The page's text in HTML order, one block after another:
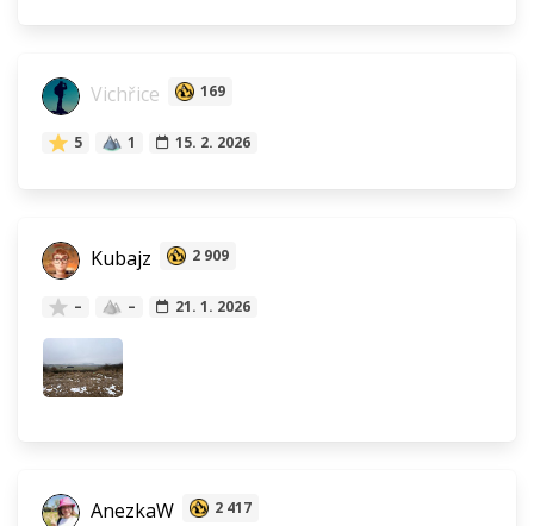
Vichřice 169
5 1 15. 2. 2026
Kubajz 2 909
– – 21. 1. 2026
AnezkaW 2 417